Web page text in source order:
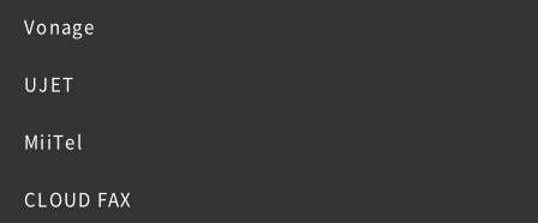
Vonage
UJET
MiiTel
CLOUD FAX